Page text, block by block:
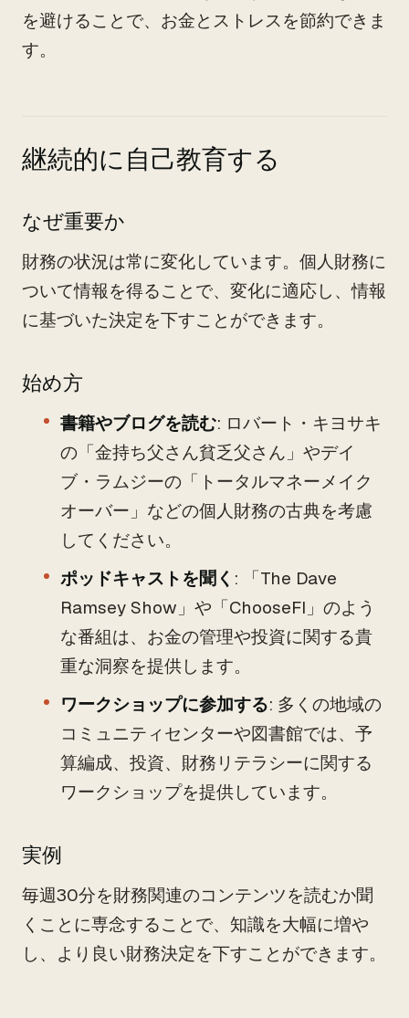
を避けることで、お金とストレスを節約できま
す。
継続的に自己教育する
なぜ重要か
財務の状況は常に変化しています。個人財務に
ついて情報を得ることで、変化に適応し、情報
に基づいた決定を下すことができます。
始め方
書籍やブログを読む: ロバート・キヨサキ
の「金持ち父さん貧乏父さん」やデイ
ブ・ラムジーの「トータルマネーメイク
オーバー」などの個人財務の古典を考慮
してください。
ポッドキャストを聞く : 「The Dave
Ramsey Show」や「ChooseFI」のよう
な番組は、お金の管理や投資に関する貴
重な洞察を提供します。
ワークショップに参加する: 多くの地域の
コミュニティセンターや図書館では、予
算編成、投資、財務リテラシーに関する
ワークショップを提供しています。
実例
毎週30分を財務関連のコンテンツを読むか聞
くことに専念することで、知識を大幅に増や
し、より良い財務決定を下すことができます。